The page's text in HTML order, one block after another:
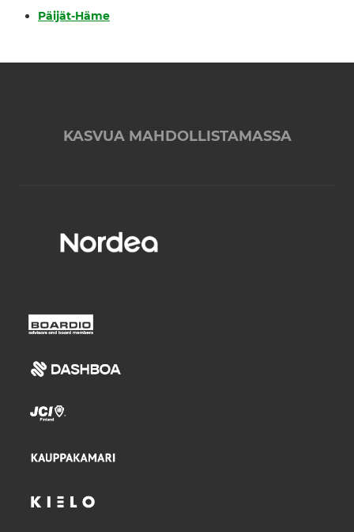
Päijät-Häme
KASVUA MAHDOLLISTAMASSA